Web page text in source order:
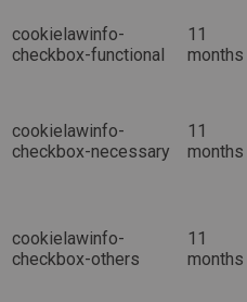
cookielawinfo-
checkbox-functional
11
months
cookielawinfo-
checkbox-necessary
11
months
cookielawinfo-
checkbox-others
11
months